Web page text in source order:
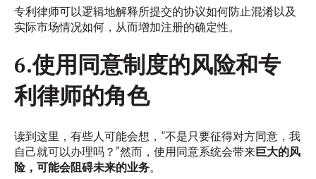
专利律师可以逻辑地解释所提交的协议如何防止混淆以及
实际市场情况如何，从而增加注册的确定性。
6.使用同意制度的风险和专
利律师的角色
读到这里，有些人可能会想，“不是只要征得对方同意，我
自己就可以办理吗？”然而，使用同意系统会带来巨大的风
险，可能会阻碍未来的业务。